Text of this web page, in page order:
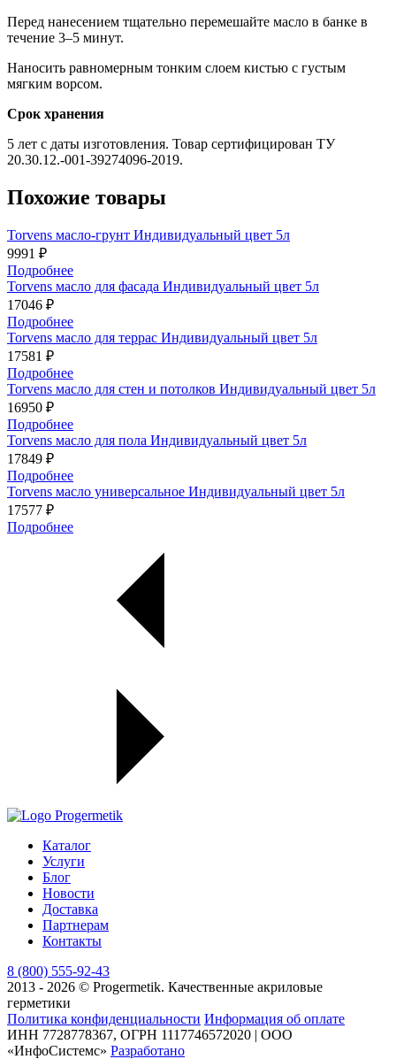
Перед нанесением тщательно перемешайте масло в банке в
течение 3–5 минут.
Наносить равномерным тонким слоем кистью с густым
мягким ворсом.
Срок хранения
5 лет с даты изготовления. Товар сертифицирован ТУ
20.30.12.-001-39274096-2019.
Похожие товары
Torvens масло-грунт Индивидуальный цвет 5л
9991 ₽
Подробнее
Torvens масло для фасада Индивидуальный цвет 5л
17046 ₽
Подробнее
Torvens масло для террас Индивидуальный цвет 5л
17581 ₽
Подробнее
Torvens масло для стен и потолков Индивидуальный цвет 5л
16950 ₽
Подробнее
Torvens масло для пола Индивидуальный цвет 5л
17849 ₽
Подробнее
Torvens масло универсальное Индивидуальный цвет 5л
17577 ₽
Подробнее
Каталог
Услуги
Блог
Новости
Доставка
Партнерам
Контакты
8 (800) 555-92-43
2013 - 2026 © Progermetik. Качественные акриловые
герметики
Политика конфиденциальности Информация об оплате
ИНН 7728778367, ОГРН 1117746572020 | ООО
«ИнфоСистемс» Разработано